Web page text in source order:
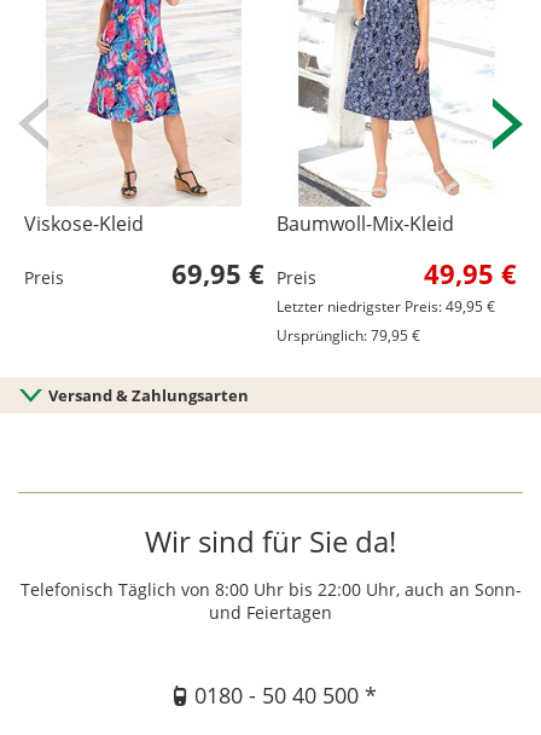
Viskose-Kleid
Preis 69,95 €
Baumwoll-Mix-Kleid
Preis 49,95 €
Letzter niedrigster Preis: 49,95 €
Ursprünglich: 79,95 €
Versand & Zahlungsarten
Wir sind für Sie da!
Telefonisch Täglich von 8:00 Uhr bis 22:00 Uhr, auch an Sonn-
und Feiertagen
0180 - 50 40 500 *